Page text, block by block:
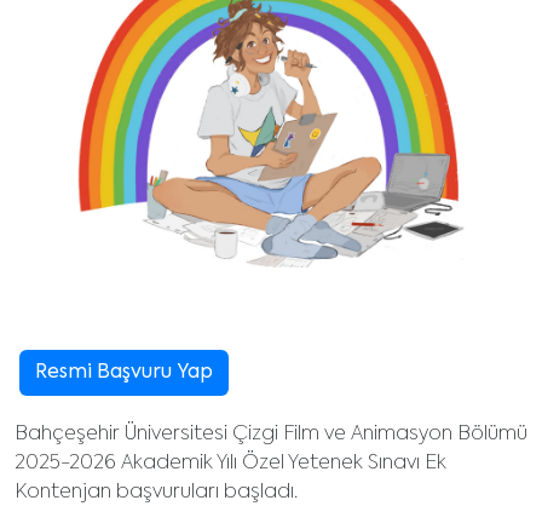
Resmi Başvuru Yap
Bahçeşehir Üniversitesi Çizgi Film ve Animasyon Bölümü
2025-2026 Akademik Yılı Özel Yetenek Sınavı Ek
Kontenjan başvuruları başladı.